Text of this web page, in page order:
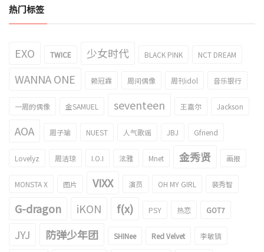
热门标签
EXO TWICE 少女时代 BLACK PINK NCT DREAM
WANNA ONE 赖冠霖 周间偶像 周刊idol 音乐银行
一周的偶像 金SAMUEL seventeen 王嘉尔 Jackson
AOA 周子瑜 NUEST 人气歌谣 JBJ Gfriend
Lovelyz 周洁琼 I.O.I 泫雅 Mnet 金秀贤 画报
MONSTA X 图片 VIXX 演员 OH MY GIRL 裴秀智
G-dragon iKON f(x) PSY 热恋 GOT7
JYJ 防弹少年团 SHINee Red Velvet 李敏镐